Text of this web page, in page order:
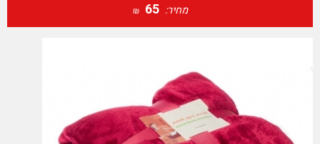
מחיר: 65
₪